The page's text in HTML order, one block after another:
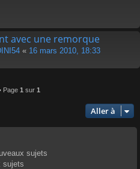
avec une remorque
« 16 mars 2010, 18:33
Page 1 sur 1
Aller à
sujets
sujets